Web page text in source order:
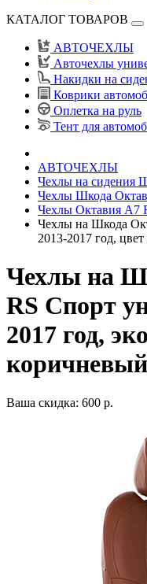
КАТАЛОГ ТОВАРОВ
АВТОЧЕХЛЫ
Авточехлы
Накидки на
Коврики
Оплетка на руль
Тент для
АВТОЧЕХЛЫ
Чехлы на сидения
Чехлы Шкода
Чехлы Октавия А7
Чехлы на Шкода
2013-2017 год,
Чехлы на
RS Спорт
2017 год,
Ваша скидка: 600 р.